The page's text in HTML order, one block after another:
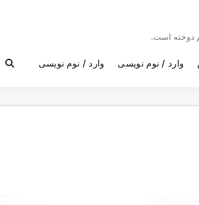
دوخته است.
وارد / نوم نویسی وارد / نوم نویسی